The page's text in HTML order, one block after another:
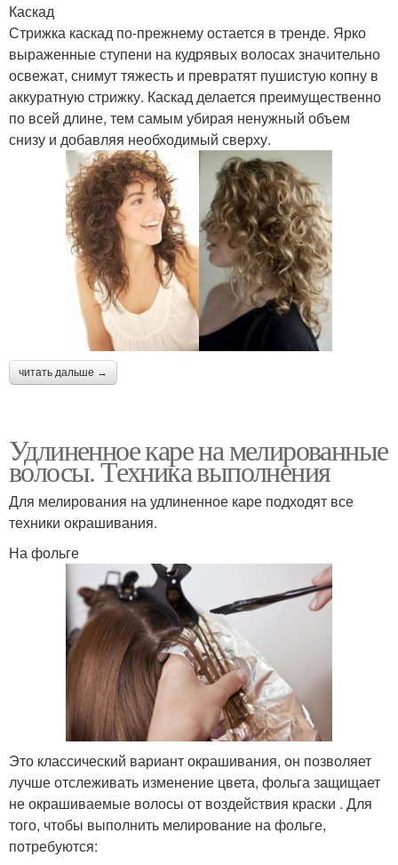
Каскад
Стрижка каскад по-прежнему остается в тренде. Ярко
выраженные ступени на кудрявых волосах значительно
освежат, снимут тяжесть и превратят пушистую копну в
аккуратную стрижку. Каскад делается преимущественно
по всей длине, тем самым убирая ненужный объем
снизу и добавляя необходимый сверху.
читать дальше →
Удлиненное каре на мелированные
волосы. Техника выполнения
Для мелирования на удлиненное каре подходят все
техники окрашивания.
На фольге
Это классический вариант окрашивания, он позволяет
лучше отслеживать изменение цвета, фольга защищает
не окрашиваемые волосы от воздействия краски . Для
того, чтобы выполнить мелирование на фольге,
потребуются: